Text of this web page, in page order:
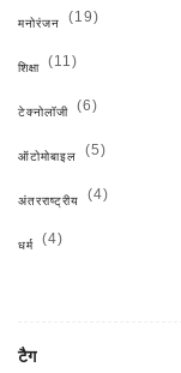
मनोरंजन (19)
शिक्षा (11)
टेक्नोलॉजी (6)
ऑटोमोबाइल (5)
अंतरराष्ट्रीय (4)
धर्म (4)
टैग